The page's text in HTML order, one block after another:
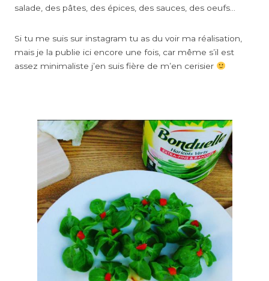
salade, des pâtes, des épices, des sauces, des oeufs…
Si tu me suis sur instagram tu as du voir ma réalisation,
mais je la publie ici encore une fois, car même s’il est
assez minimaliste j’en suis fière de m’en cerisier